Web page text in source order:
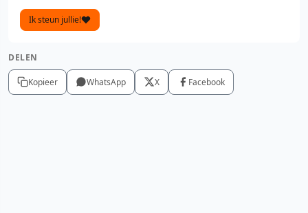
Ik steun jullie!
DELEN
Kopieer WhatsApp X Facebook